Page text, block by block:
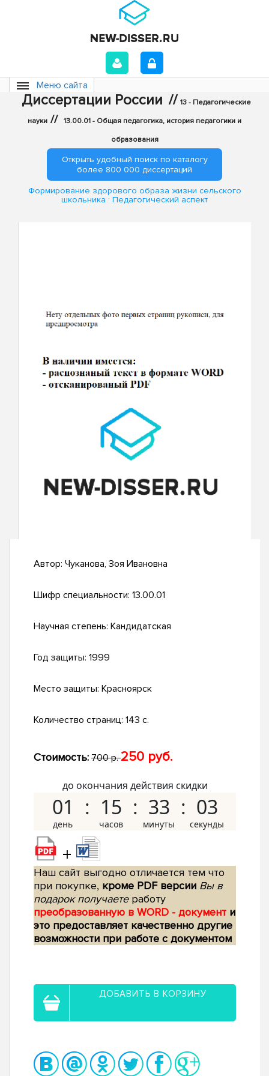
Меню сайта
Диссертации России // 13 - Педагогические
науки // 13.00.01 - Общая педагогика, история педагогики и
образования
Открыть удобный поиск по каталогу
более 800 000 диссертаций
Формирование здорового образа жизни сельского
школьника : Педагогический аспект
Автор: Чуканова, Зоя Ивановна
Шифр специальности: 13.00.01
Научная степень: Кандидатская
Год защиты: 1999
Место защиты: Красноярск
Количество страниц: 143 с.
Стоимость: 700 р.250 руб.
до окончания действия скидки
01 15 33 02
+
Наш сайт выгодно отличается тем что
при покупке, кроме PDF версии Вы в
подарок получаетеработу
преобразованную в WORD - документ и
это предоставляет качественно другие
возможности при работе с документом
ДОБАВИТЬ В КОРЗИНУ